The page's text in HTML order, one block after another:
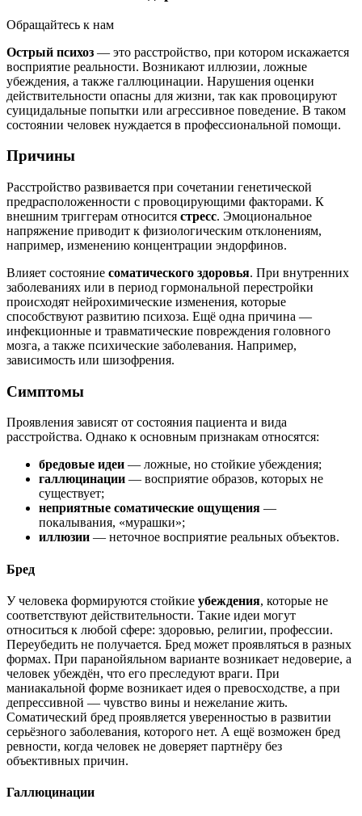
Обращайтесь к нам
Острый психоз — это расстройство, при котором искажается
восприятие реальности. Возникают иллюзии, ложные
убеждения, а также галлюцинации. Нарушения оценки
действительности опасны для жизни, так как провоцируют
суицидальные попытки или агрессивное поведение. В таком
состоянии человек нуждается в профессиональной помощи.
Причины
Расстройство развивается при сочетании генетической
предрасположенности с провоцирующими факторами. К
внешним триггерам относится стресс. Эмоциональное
напряжение приводит к физиологическим отклонениям,
например, изменению концентрации эндорфинов.
Влияет состояние соматического здоровья. При внутренних
заболеваниях или в период гормональной перестройки
происходят нейрохимические изменения, которые
способствуют развитию психоза. Ещё одна причина —
инфекционные и травматические повреждения головного
мозга, а также психические заболевания. Например,
зависимость или шизофрения.
Симптомы
Проявления зависят от состояния пациента и вида
расстройства. Однако к основным признакам относятся:
бредовые идеи — ложные, но стойкие убеждения;
галлюцинации — восприятие образов, которых не
существует;
неприятные соматические ощущения —
покалывания, «мурашки»;
иллюзии — неточное восприятие реальных объектов.
Бред
У человека формируются стойкие убеждения, которые не
соответствуют действительности. Такие идеи могут
относиться к любой сфере: здоровью, религии, профессии.
Переубедить не получается. Бред может проявляться в разных
формах. При паранойяльном варианте возникает недоверие, а
человек убеждён, что его преследуют враги. При
маниакальной форме возникает идея о превосходстве, а при
депрессивной — чувство вины и нежелание жить.
Соматический бред проявляется уверенностью в развитии
серьёзного заболевания, которого нет. А ещё возможен бред
ревности, когда человек не доверяет партнёру без
объективных причин.
Галлюцинации